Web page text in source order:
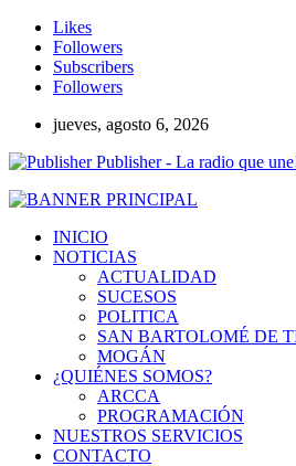
Likes
Followers
Subscribers
Followers
jueves, agosto 6, 2026
Publisher - La radio que
INICIO
NOTICIAS
ACTUALIDAD
SUCESOS
POLITICA
SAN BARTOLOMÉ DE
MOGÁN
¿QUIÉNES SOMOS?
ARCCA
PROGRAMACIÓN
NUESTROS SERVICIOS
CONTACTO